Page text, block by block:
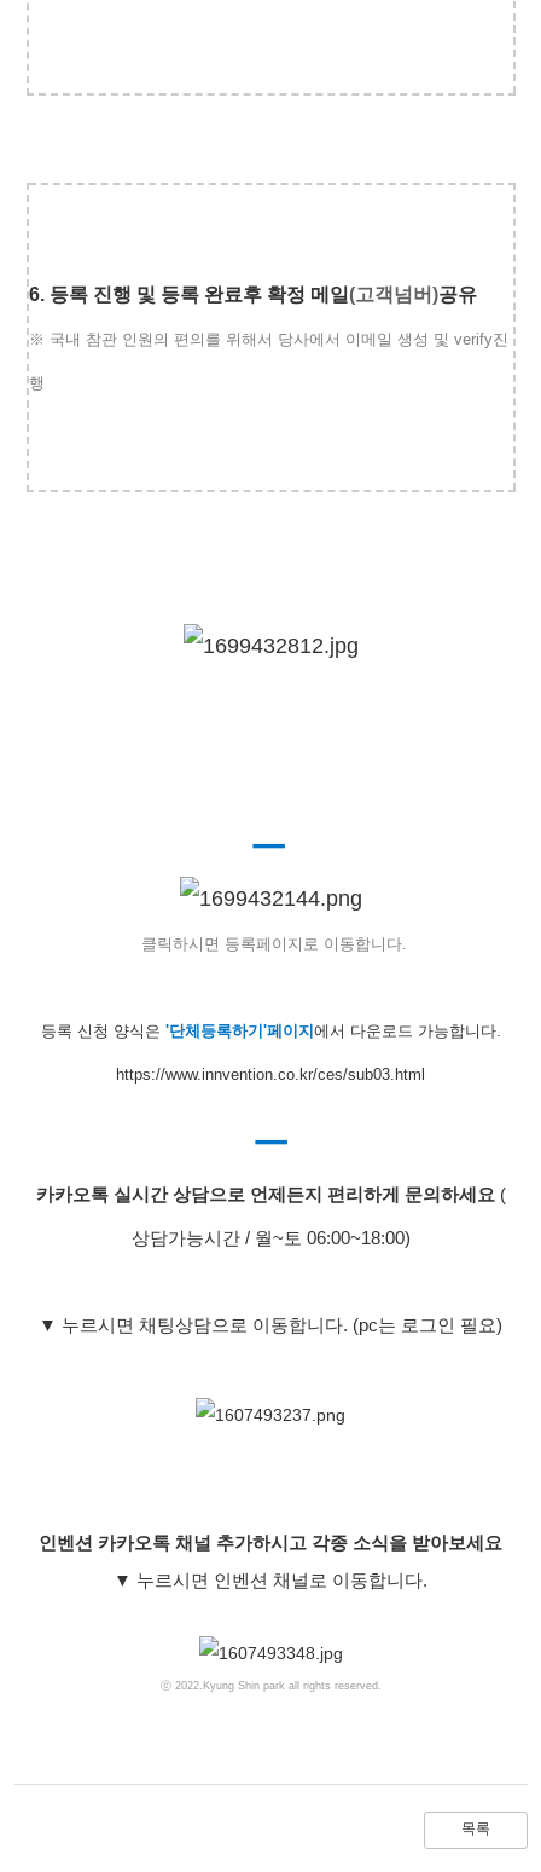
6. 등록 진행 및 등록 완료후 확정 메일(고객넘버)공유
※ 국내 참관 인원의 편의를 위해서 당사에서 이메일 생성 및 verify진
행
ㅡ
클릭하시면 등록페이지로 이동합니다.
등록 신청 양식은 '단체등록하기'페이지 에서 다운로드 가능합니다.
https://www.innvention.co.kr/ces/sub03.html
ㅡ
카카오톡 실시간 상담으로 언제든지 편리하게 문의하세요 (
상담가능시간 / 월~토 06:00~18:00)
▼ 누르시면 채팅상담으로 이동합니다. (pc는 로그인 필요)
인벤션 카카오톡 채널 추가하시고 각종 소식을 받아보세요
▼ 누르시면 인벤션 채널로 이동합니다.
ⓒ 2022.Kyung Shin park all rights reserved.
목록